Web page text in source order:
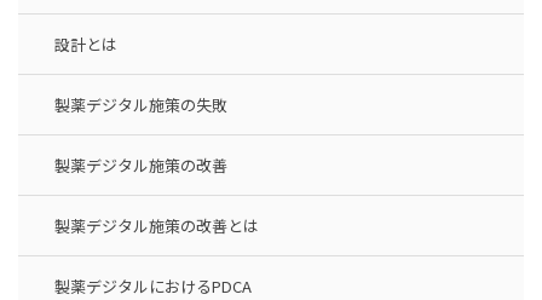
設計とは
製薬デジタル施策の失敗
製薬デジタル施策の改善
製薬デジタル施策の改善とは
製薬デジタルにおけるPDCA